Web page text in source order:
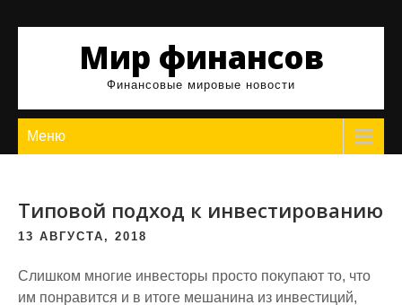
Мир финансов
Финансовые мировые новости
Меню
Типовой подход к инвестированию
13 АВГУСТА, 2018
Слишком многие инвесторы просто покупают то, что
им понравится и в итоге мешанина из инвестиций,